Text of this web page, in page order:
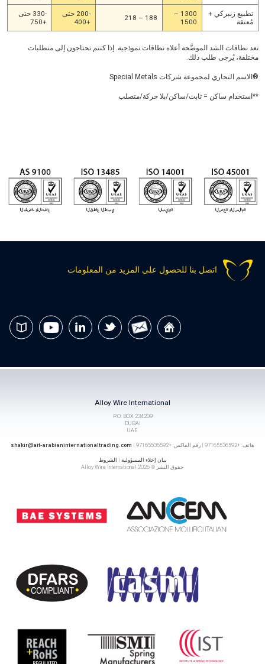
تطبيع زنبركي +
مُعتقة
1300 –
1500
188 – 218
-200 حتى
+400
-330 حتى
+750
تعد نطاقات الشد الموضَّحة أعلاه نطاقات نموذجية. إذا كنتم تحتاجون إلى متطلبات
مختلفة، يُرجى طلب ذلك.
®الاسم التجاري لمجموعة شركات Special Metals
**استخدام ساكن = ثابت/ساكن/بلا حركة/متصلب
اتصل بنا للحصول على المزيد من المعلومات
Alloy Wire International
P.O. BOX 234209
DUBAI
UAE
هاتف: +97165536592 | رقم الفاكس: +97165536592 | shakir@ait-arabianinternationaltrading.com
بيان إخلاء المسؤولية | الشروط
حقوق النشر © 2026 Alloy Wire International